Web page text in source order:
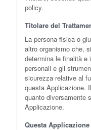
policy.
Titolare del
La persona fisica o
altro organismo che,
determina le finalità e
personali e gli
sicurezza relative al
questa Applicazione.
quanto diversamente
Applicazione.
Questa Applicazione